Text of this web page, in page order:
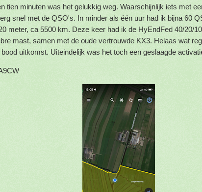
tien minuten was het gelukkig weg. Waarschijnlijk iets met
snel met de QSO's. In minder als één uur had ik bijna 60
meter, ca 5500 km. Deze keer had ik de HyEndFed 40/20/
mast, samen met de oude vertrouwde KX3. Helaas wat
uitkomst. Uiteindelijk was het toch een geslaagde